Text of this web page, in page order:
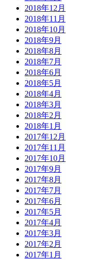
2018年12月
2018年11月
2018年10月
2018年9月
2018年8月
2018年7月
2018年6月
2018年5月
2018年4月
2018年3月
2018年2月
2018年1月
2017年12月
2017年11月
2017年10月
2017年9月
2017年8月
2017年7月
2017年6月
2017年5月
2017年4月
2017年3月
2017年2月
2017年1月